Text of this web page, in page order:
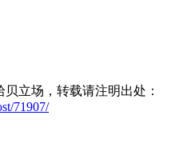
立场，转载请注明出处：
71907/